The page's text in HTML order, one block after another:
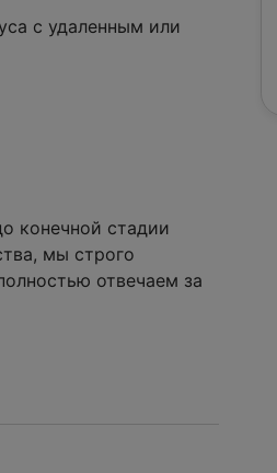
с удаленным или
конечной стадии
мы строго
отвечаем за